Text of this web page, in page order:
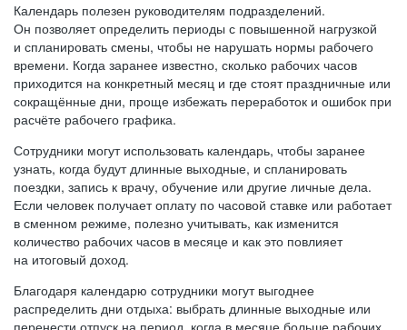
Календарь полезен руководителям подразделений.
Он позволяет определить периоды с повышенной нагрузкой
и спланировать смены, чтобы не нарушать нормы рабочего
времени. Когда заранее известно, сколько рабочих часов
приходится на конкретный месяц и где стоят праздничные или
сокращённые дни, проще избежать переработок и ошибок при
расчёте рабочего графика.
Сотрудники могут использовать календарь, чтобы заранее
узнать, когда будут длинные выходные, и спланировать
поездки, запись к врачу, обучение или другие личные дела.
Если человек получает оплату по часовой ставке или работает
в сменном режиме, полезно учитывать, как изменится
количество рабочих часов в месяце и как это повлияет
на итоговый доход.
Благодаря календарю сотрудники могут выгоднее
распределить дни отдыха: выбрать длинные выходные или
перенести отпуск на период, когда в месяце больше рабочих